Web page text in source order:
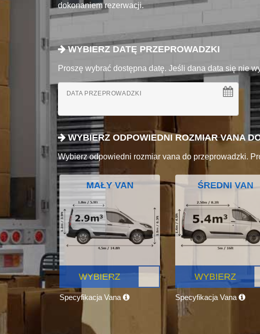
dokonaniem rezerwacji.
WYBIERZ DATĘ PRZEPROWADZKI
Proszę wybrać dostępna datę. Jeśli dana data się nie
DATA PRZEPROWADZKI
WYBIERZ ODPOWIEDNI ROZMIAR VANA
Wybierz odpowiedni rozmiar vana do przeprowadzki.
MAŁY VAN
WYBIERZ
Specyfikacja Vana
ŚREDNI VAN
WYBIERZ
Specyfikacja Vana